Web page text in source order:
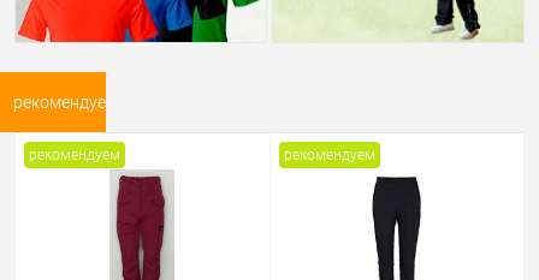
рекомендуем
рекомендуем рекомендуем